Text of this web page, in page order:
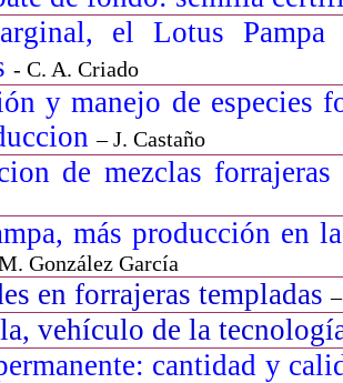
el Lotus
- C. A. Criado
y manejo de especies
– J. Castaño
de mezclas
más producción en
González García
en forrajeras templadas
vehículo de la
cantidad y